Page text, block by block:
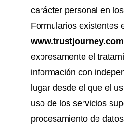
carácter personal en
Formularios existentes
www.trustjourney.com
expresamente el
información con
lugar desde el que el
uso de los servicios
procesamiento de